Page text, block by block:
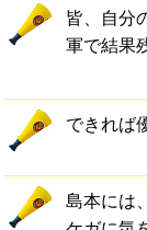
皆、自分
軍で結果
できれば
島本には